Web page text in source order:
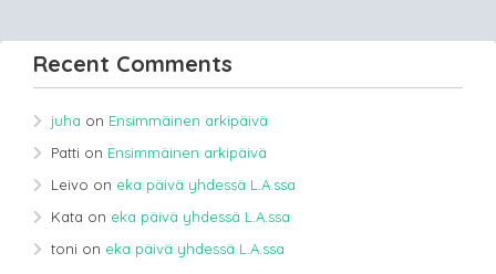
Recent Comments
juha on Ensimmäinen arkipäivä
Patti on Ensimmäinen arkipäivä
Leivo on eka päivä yhdessä L.A.ssa
Kata on eka päivä yhdessä L.A.ssa
toni on eka päivä yhdessä L.A.ssa